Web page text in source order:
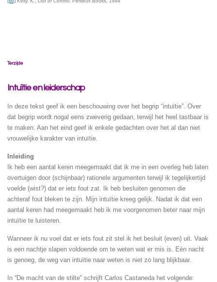
Terzijde
Intuïtie en leiderschap
In deze tekst geef ik een beschouwing over het begrip “intuïtie”. Over
dat begrip wordt nogal eens zweverig gedaan, terwijl het heel tastbaar is
te maken. Aan het eind geef ik enkele gedachten over het al dan niet
vrouwelijke karakter van intuïtie.
Inleiding
Ik heb een aantal keren meegemaakt dat ik me in een overleg heb laten
overtuigen door (schijnbaar) rationele argumenten terwijl ik tegelijkertijd
voelde (wist?) dat er iets fout zat. Ik heb besluiten genomen die
achteraf fout bleken te zijn. Mijn intuïtie kreeg gelijk. Nadat ik dat een
aantal keren had meegemaakt heb ik me voorgenomen beter naar mijn
intuïtie te luisteren.
Wanneer ik nu voel dat er iets fout zit stel ik het besluit (even) uit. Vaak
is een nachtje slapen voldoende om te weten wat er mis is. Eén nacht
is genoeg, de weg van intuïtie naar weten is niet zo lang blijkbaar.
In “De macht van de stilte” schrijft Carlos Castaneda het volgende: